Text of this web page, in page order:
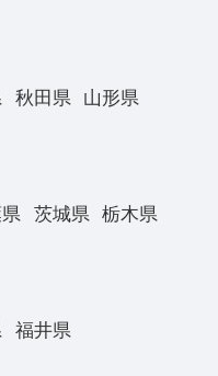
秋田県
山形県
茨城県
栃木県
福井県